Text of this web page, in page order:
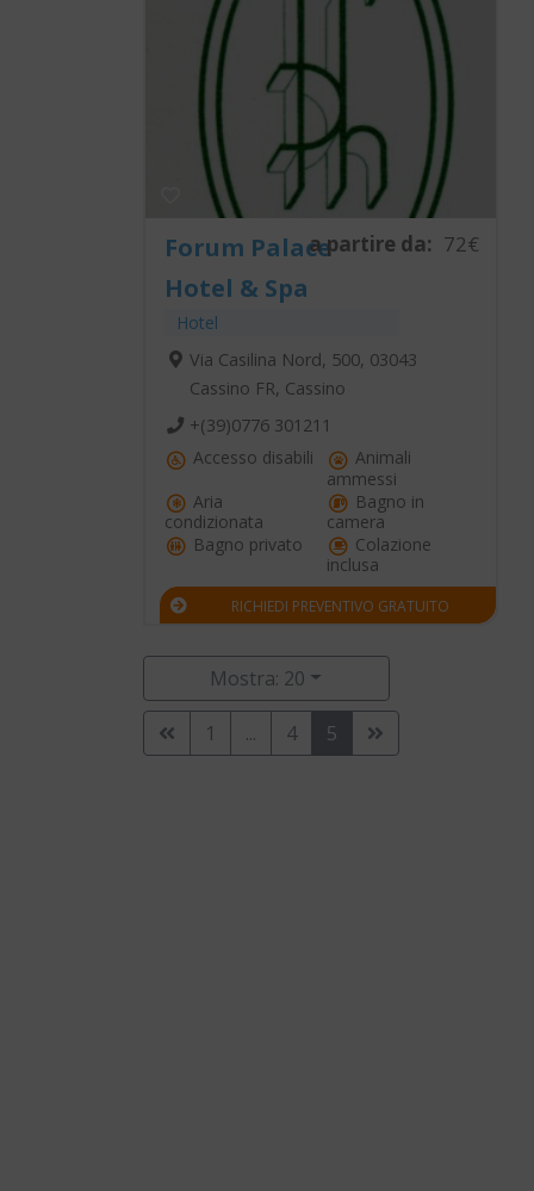
Forum Palace
Hotel & Spa
Hotel
a partire da: 72€
Via Casilina Nord, 500, 03043
Cassino FR, Cassino
+(39)0776 301211
Accesso disabili
Animali
ammessi
Aria
condizionata
Bagno in
camera
Bagno privato
Colazione
inclusa
RICHIEDI PREVENTIVO GRATUITO
Mostra: 20
1 ... 4 5